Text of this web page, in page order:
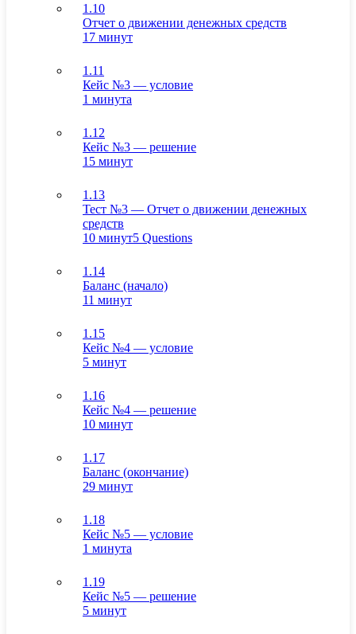
1.10
Отчет о движении денежных средств
17 минут
1.11
Кейс №3 — условие
1 минута
1.12
Кейс №3 — решение
15 минут
1.13
Тест №3 — Отчет о движении денежных
средств
10 минут5 Questions
1.14
Баланс (начало)
11 минут
1.15
Кейс №4 — условие
5 минут
1.16
Кейс №4 — решение
10 минут
1.17
Баланс (окончание)
29 минут
1.18
Кейс №5 — условие
1 минута
1.19
Кейс №5 — решение
5 минут